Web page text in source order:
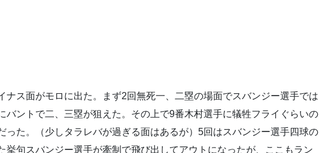
ナス面がモロに出た。まず2回無死一、二塁の場面でスバンジー選手では
バントで二、三塁が狙えた。その上で9番木村選手に犠牲フライぐらいの
った。（少しタラレバが過ぎる面はあるが）5回はスバンジー選手四球の
挙句スバンジー選手が牽制で飛び出してアウトになったが、ここもラン